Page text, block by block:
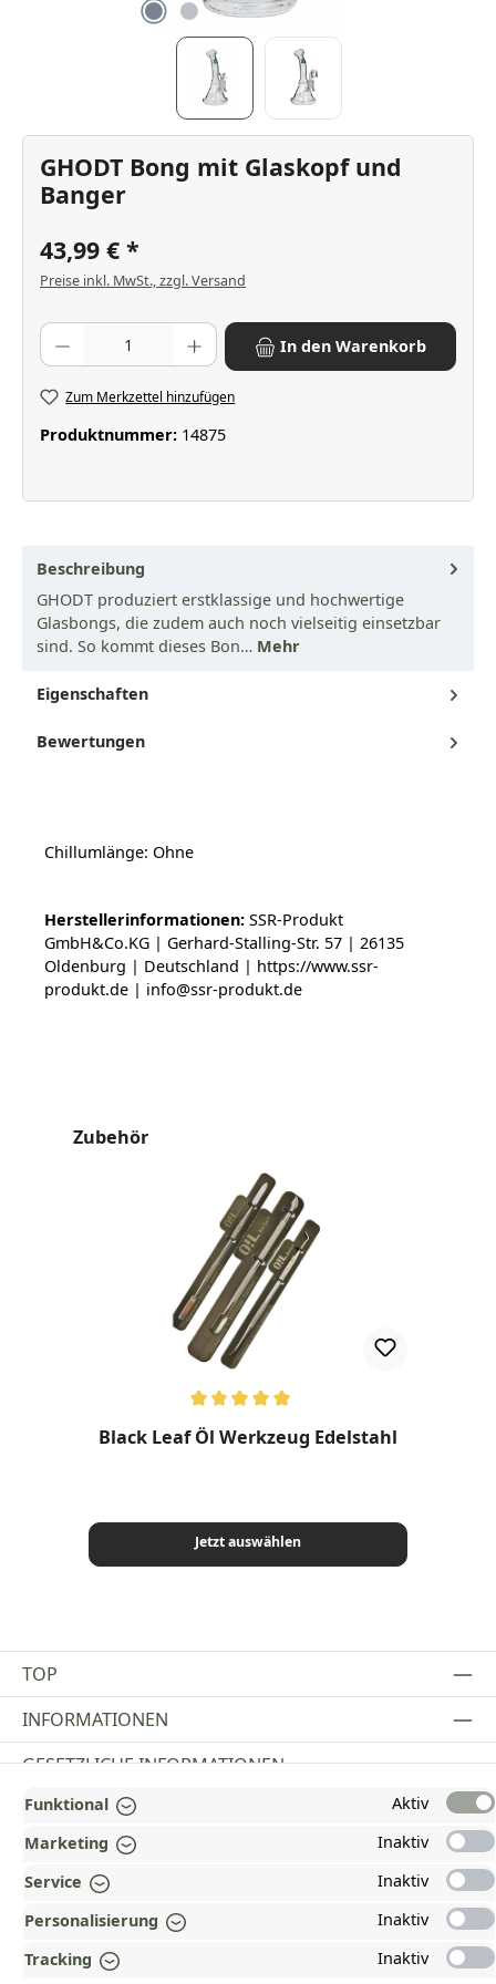
GHODT Bong mit Glaskopf und
Banger
43,99 €
Preise inkl. MwSt., zzgl. Versand
Produkt Anzahl: Gib den gewünschten Wert ein oder benutze die
In den Warenkorb
Zum Merkzettel hinzufügen
Produktnummer: 14875
Beschreibung
GHODT produziert erstklassige und hochwertige
Glasbongs, die zudem auch noch vielseitig einsetzbar
sind. So kommt dieses Bon… Mehr
Eigenschaften
Bewertungen
Chillumlänge: Ohne
Herstellerinformationen: SSR-Produkt
GmbH&Co.KG | Gerhard-Stalling-Str. 57 | 26135
Oldenburg | Deutschland | https://www.ssr-
produkt.de | info@ssr-produkt.de
Produktgalerie überspringen
Zubehör
Durchschnittliche Bewertung von 5 von 5 Sternen
Black Leaf Öl Werkzeug Edelstahl
Jetzt auswählen
TOP
INFORMATIONEN
GESETZLICHE INFORMATIONEN
ZAHLUNGS- UND VERSANDARTEN
AUSGEZEICHNET UND ZERTIFIZIERT!
UNSERE COMMUNITIES
Funktional
Aktiv
Marketing
Inaktiv
Service
Inaktiv
Personalisierung
Inaktiv
Tracking
Inaktiv